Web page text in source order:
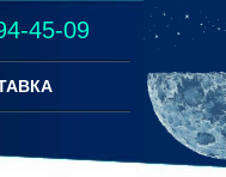
45-09